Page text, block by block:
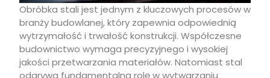
Obróbka stali jest jednym z kluczowych procesów w
branży budowlanej, który zapewnia odpowiednią
wytrzymałość i trwałość konstrukcji. Współczesne
budownictwo wymaga precyzyjnego i wysokiej
jakości przetwarzania materiałów. Natomiast stal
odgrywa fundamentalną rolę w wytwarzaniu